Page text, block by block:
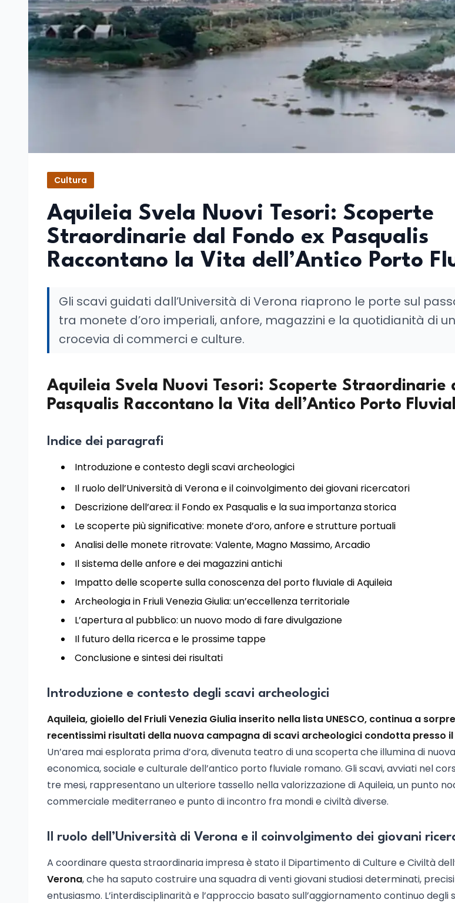
Cultura
Aquileia Svela Nuovi Tesori: Scoperte
Straordinarie dal Fondo ex Pasqualis
Raccontano la Vita dell’Antico Porto
Gli scavi guidati dall’Università di Verona riaprono le porte sul
tra monete d’oro imperiali, anfore, magazzini e la quotidianità di
crocevia di commerci e culture.
Aquileia Svela Nuovi Tesori: Scoperte Straordinarie
Pasqualis Raccontano la Vita dell’Antico Porto
Indice dei paragrafi
Introduzione e contesto degli scavi archeologici
Il ruolo dell’Università di Verona e il coinvolgimento dei giovani ricercatori
Descrizione dell’area: il Fondo ex Pasqualis e la sua importanza storica
Le scoperte più significative: monete d’oro, anfore e strutture portuali
Analisi delle monete ritrovate: Valente, Magno Massimo, Arcadio
Il sistema delle anfore e dei magazzini antichi
Impatto delle scoperte sulla conoscenza del porto fluviale di Aquileia
Archeologia in Friuli Venezia Giulia: un’eccellenza territoriale
L’apertura al pubblico: un nuovo modo di fare divulgazione
Il futuro della ricerca e le prossime tappe
Conclusione e sintesi dei risultati
Introduzione e contesto degli scavi archeologici
Aquileia, gioiello del Friuli Venezia Giulia inserito nella lista UNESCO, continua a
recentissimi risultati della nuova campagna di scavi archeologici condotta presso il
Un’area mai esplorata prima d’ora, divenuta teatro di una scoperta che illumina di
economica, sociale e culturale dell’antico porto fluviale romano. Gli scavi, avviati nel
tre mesi, rappresentano un ulteriore tassello nella valorizzazione di Aquileia, un punto
commerciale mediterraneo e punto di incontro fra mondi e civiltà diverse.
Il ruolo dell’Università di Verona e il coinvolgimento dei giovani
A coordinare questa straordinaria impresa è stato il Dipartimento di Culture e Civiltà
Verona, che ha saputo costruire una squadra di venti giovani studiosi determinati,
entusiasmo. L’interdisciplinarità e l’approccio basato sull’aggiornamento continuo degli